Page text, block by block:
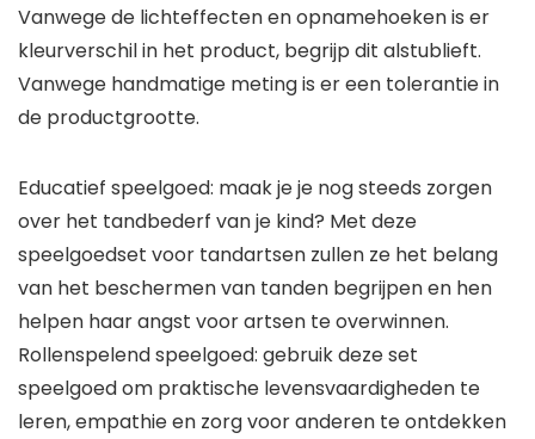
Vanwege de lichteffecten en opnamehoeken is er
kleurverschil in het product, begrijp dit alstublieft.
Vanwege handmatige meting is er een tolerantie in
de productgrootte.
Educatief speelgoed: maak je je nog steeds zorgen
over het tandbederf van je kind? Met deze
speelgoedset voor tandartsen zullen ze het belang
van het beschermen van tanden begrijpen en hen
helpen haar angst voor artsen te overwinnen.
Rollenspelend speelgoed: gebruik deze set
speelgoed om praktische levensvaardigheden te
leren, empathie en zorg voor anderen te ontdekken